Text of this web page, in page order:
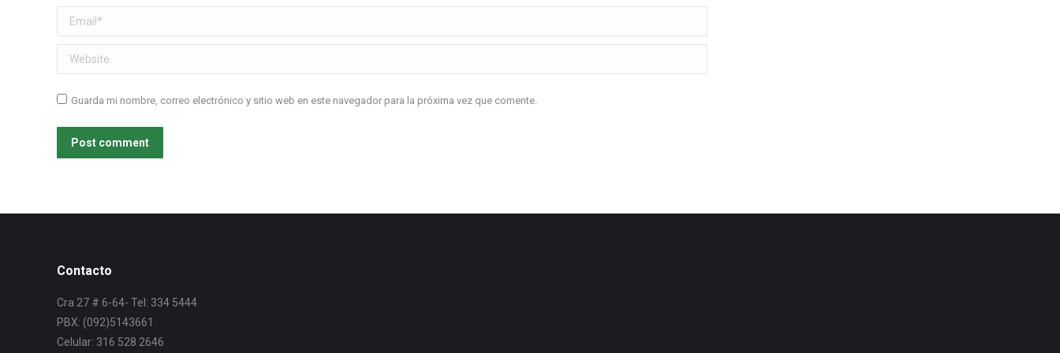
Email *
Website
Guarda mi nombre, correo electrónico y sitio web en este navegador para la próxima vez que comente.
Post comment
Contacto
Cra 27 # 6-64- Tel: 334 5444
PBX: (092)5143661
Celular: 316 528 2646